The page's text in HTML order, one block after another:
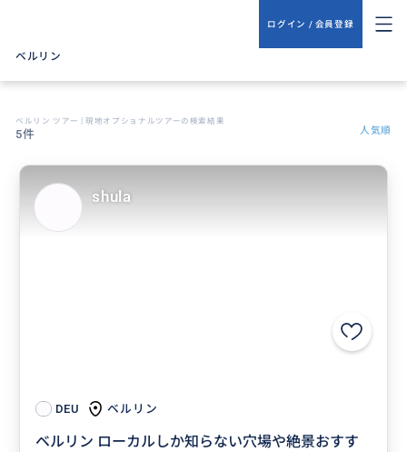
ログイン / 会員登録
ベルリン
ベルリン ツアー | 現地オプショナルツアーの検索結果
5件 人気順
DEU ベルリン
ベルリン ローカルしか知らない穴場や絶景おすす
shula